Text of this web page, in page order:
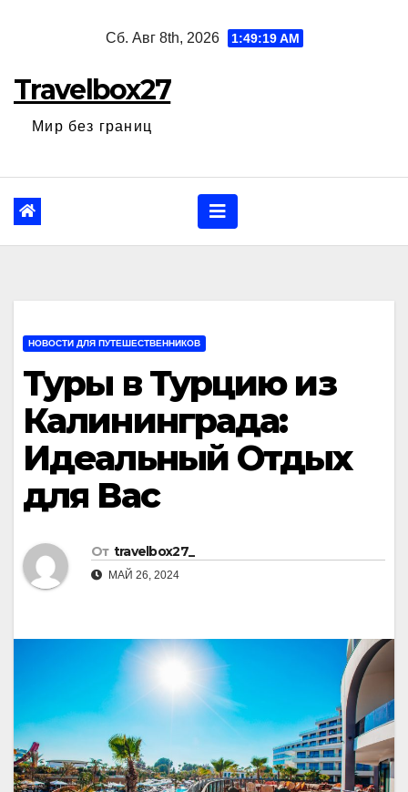
Сб. Авг 8th, 2026 1:49:21 AM
Travelbox27
Мир без границ
НОВОСТИ ДЛЯ ПУТЕШЕСТВЕННИКОВ
Туры в Турцию из
Калининграда:
Идеальный Отдых
для Вас
От travelbox27_
МАЙ 26, 2024